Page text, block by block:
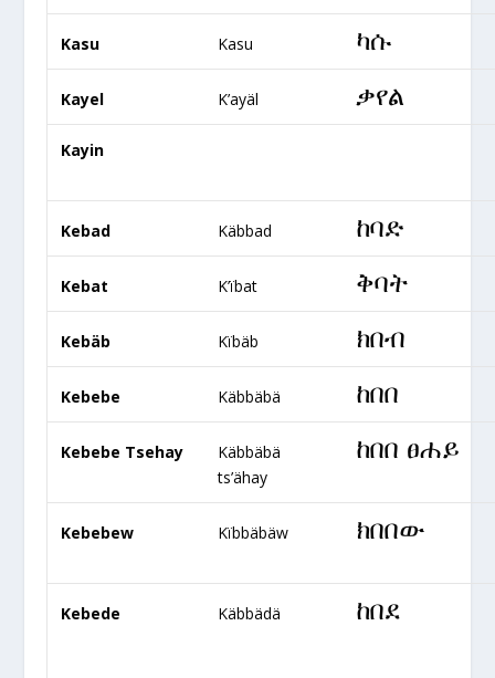
Kasu Kasu ካሱ
Kayel K’ayäl ቃየል
Kayin
Kebad Käbbad ከባድ
Kebat K’ïbat ቅባት
Kebäb Kïbäb ክበብ
Kebebe Käbbäbä ከበበ
Kebebe Tsehay
Käbbäbä
ts’ähay
ከበበ ፀሐይ
Kebebew Kïbbäbäw ክበበው
Kebede Käbbädä ከበደ